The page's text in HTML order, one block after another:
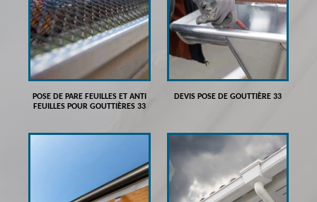
POSE DE PARE FEUILLES ET ANTI
FEUILLES POUR GOUTTIÈRES 33
DEVIS POSE DE GOUTTIÈRE 33